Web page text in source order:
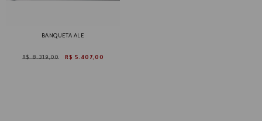
BANQUETA ALE
R$ 8.319,00 R$ 5.407,00